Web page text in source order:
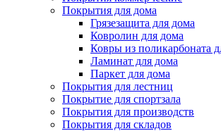
Покрытия для дома
Грязезащита для дома
Ковролин для дома
Ковры из поликарбоната
Ламинат для дома
Паркет для дома
Покрытия для лестниц
Покрытие для спортзала
Покрытия для производств
Покрытия для складов